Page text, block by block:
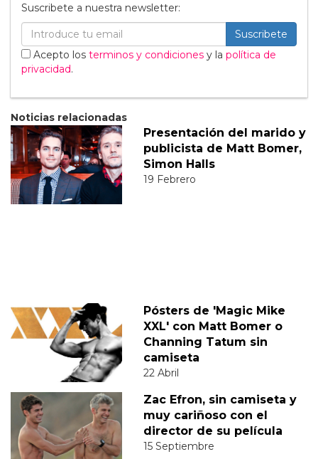
Suscribete a nuestra newsletter:
Suscribete
Acepto los terminos y condiciones y la política de
privacidad.
Noticias relacionadas
Presentación del marido y
publicista de Matt Bomer,
Simon Halls
19 Febrero
Pósters de 'Magic Mike
XXL' con Matt Bomer o
Channing Tatum sin
camiseta
22 Abril
Zac Efron, sin camiseta y
muy cariñoso con el
director de su película
15 Septiembre